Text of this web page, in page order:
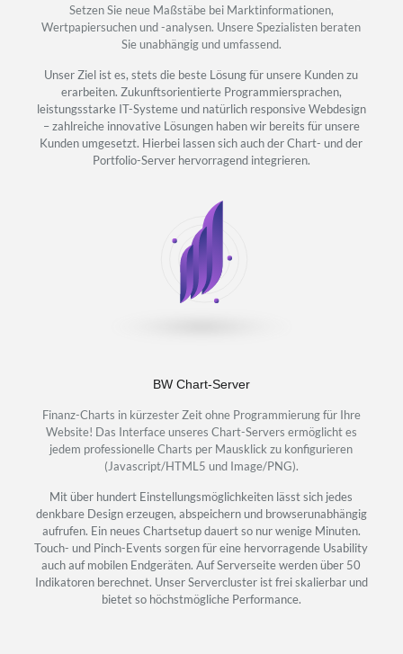
Setzen Sie neue Maßstäbe bei Marktinformationen,
Wertpapiersuchen und -analysen. Unsere Spezialisten beraten
Sie unabhängig und umfassend.
Unser Ziel ist es, stets die beste Lösung für unsere Kunden zu
erarbeiten. Zukunftsorientierte Programmiersprachen,
leistungsstarke IT-Systeme und natürlich responsive Webdesign
– zahlreiche innovative Lösungen haben wir bereits für unsere
Kunden umgesetzt. Hierbei lassen sich auch der Chart- und der
Portfolio-Server hervorragend integrieren.
BW Chart-Server
Finanz-Charts in kürzester Zeit ohne Programmierung für Ihre
Website! Das Interface unseres Chart-Servers ermöglicht es
jedem professionelle Charts per Mausklick zu konfigurieren
(Javascript/HTML5 und Image/PNG).
Mit über hundert Einstellungsmöglichkeiten lässt sich jedes
denkbare Design erzeugen, abspeichern und browserunabhängig
aufrufen. Ein neues Chartsetup dauert so nur wenige Minuten.
Touch- und Pinch-Events sorgen für eine hervorragende Usability
auch auf mobilen Endgeräten. Auf Serverseite werden über 50
Indikatoren berechnet. Unser Servercluster ist frei skalierbar und
bietet so höchstmögliche Performance.